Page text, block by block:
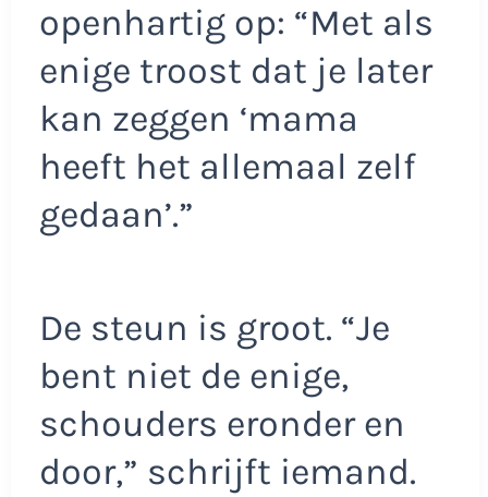
openhartig op: “Met als
enige troost dat je later
kan zeggen ‘mama
heeft het allemaal zelf
gedaan’.”
De steun is groot. “Je
bent niet de enige,
schouders eronder en
door,” schrijft iemand.